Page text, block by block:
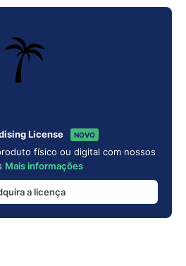
License NOVO
físico ou digital com nossos
Mais informações
a licença